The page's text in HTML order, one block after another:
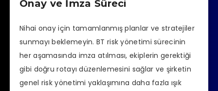
Onay ve İmza Süreci
Nihai onay için tamamlanmış planlar ve stratejiler
sunmayı beklemeyin. BT risk yönetimi sürecinin
her aşamasında imza atılması, ekiplerin gerektiği
gibi doğru rotayı düzenlemesini sağlar ve şirketin
genel risk yönetimi yaklaşımına daha fazla ışık